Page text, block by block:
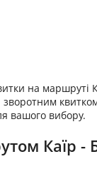
на
вашого вибору.
Каїр -